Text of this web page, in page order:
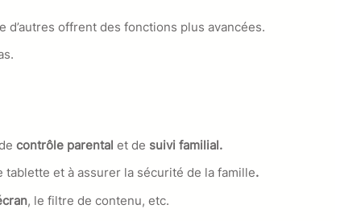
d’autres offrent des fonctions plus avancées.
contrôle parental et de suivi familial.
tablette et à assurer la sécurité de la famille.
, le filtre de contenu, etc.